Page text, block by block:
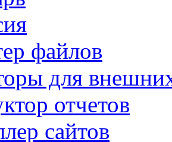
файлов
для
отчетов
сайтов